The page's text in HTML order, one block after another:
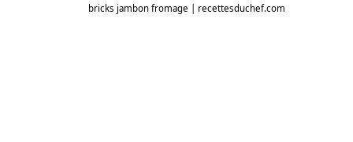
bricks jambon fromage | recettesduchef.com